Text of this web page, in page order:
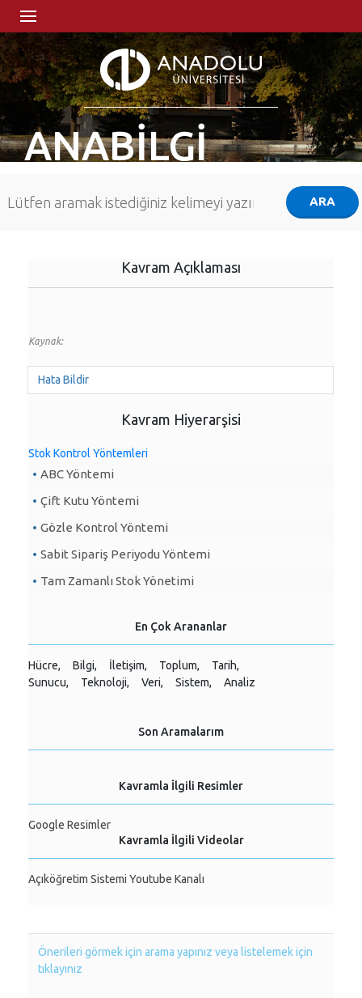
ANABİLGİ
Kavram Açıklaması
Kaynak:
Hata Bildir
Kavram Hiyerarşisi
Stok Kontrol Yöntemleri
ABC Yöntemi
Çift Kutu Yöntemi
Gözle Kontrol Yöntemi
Sabit Sipariş Periyodu Yöntemi
Tam Zamanlı Stok Yönetimi
En Çok Arananlar
Hücre, Bilgi, İletişim, Toplum,
Tarih,
Sunucu,
Teknoloji, Veri, Sistem, Analiz
Son Aramalarım
Kavramla İlgili Resimler
Google Resimler
Kavramla İlgili Videolar
Açıköğretim Sistemi Youtube Kanalı
Önerileri görmek için arama yapınız veya listelemek için
tıklayınız